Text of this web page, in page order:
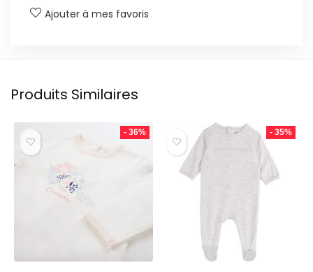
Ajouter à mes favoris
Produits Similaires
- 36% - 35%